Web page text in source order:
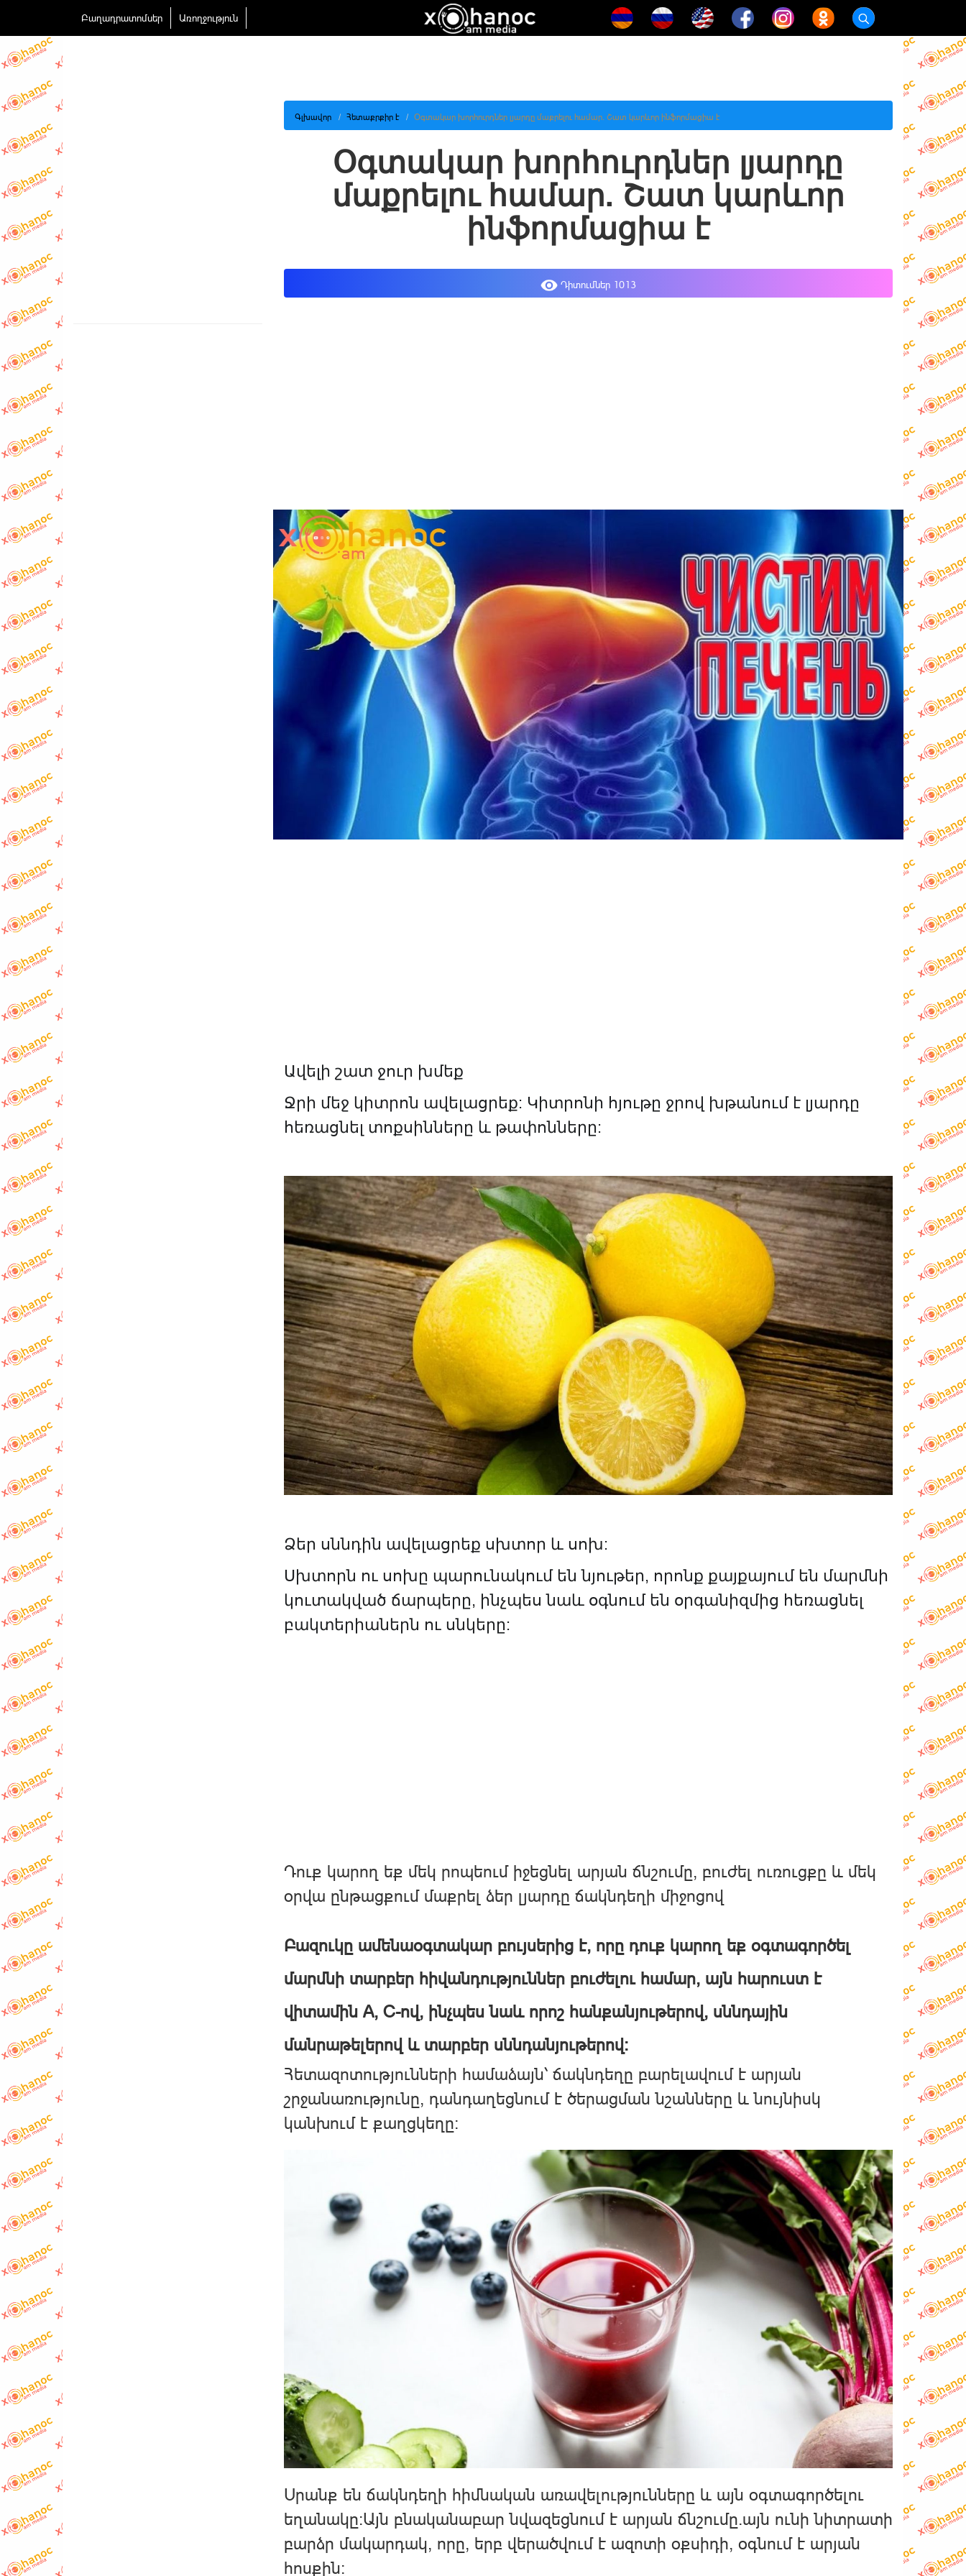
Բաղադրատոմսեր Առողջություն
Գլխավոր Հետաքրքիր է Օգտակար խորհուրդներ լյարդը մաքրելու համար. Շատ կարևոր ինֆորմացիա է
Օգտակար խորհուրդներ լյարդը
մաքրելու համար. Շատ կարևոր
ինֆորմացիա է
Դիտումներ 1013
Ավելի շատ ջուր խմեք
Ջրի մեջ կիտրոն ավելացրեք: Կիտրոնի հյութը ջրով խթանում է լյարդը
հեռացնել տոքսինները և թափոնները:
Ձեր սննդին ավելացրեք սխտոր և սոխ:
Սխտորն ու սոխը պարունակում են նյութեր, որոնք քայքայում են մարմնի
կուտակված ճարպերը, ինչպես նաև օգնում են օրգանիզմից հեռացնել
բակտերիաներն ու սնկերը:
Դուք կարող եք մեկ րոպեում իջեցնել արյան ճնշումը, բուժել ուռուցքը և մեկ
օրվա ընթացքում մաքրել ձեր լյարդը ճակնդեղի միջոցով
Բազուկը ամենաօգտակար բույսերից է, որը դուք կարող եք օգտագործել
մարմնի տարբեր հիվանդություններ բուժելու համար, այն հարուստ է
վիտամին A, C-ով, ինչպես նաև որոշ հանքանյութերով, սննդային
մանրաթելերով և տարբեր սննդանյութերով:
Հետազոտությունների համաձայն՝ ճակնդեղը բարելավում է արյան
շրջանառությունը, դանդաղեցնում է ծերացման նշանները և նույնիսկ
կանխում է քաղցկեղը։
Սրանք են ճակնդեղի հիմնական առավելությունները և այն օգտագործելու
եղանակը:Այն բնականաբար նվազեցնում է արյան ճնշումը.այն ունի նիտրատի
բարձր մակարդակ, որը, երբ վերածվում է ազոտի օքսիդի, օգնում է արյան
հոսքին: